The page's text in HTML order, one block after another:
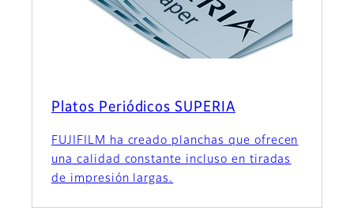
Platos Periódicos SUPERIA
FUJIFILM ha creado planchas que ofrecen
una calidad constante incluso en tiradas
de impresión largas.